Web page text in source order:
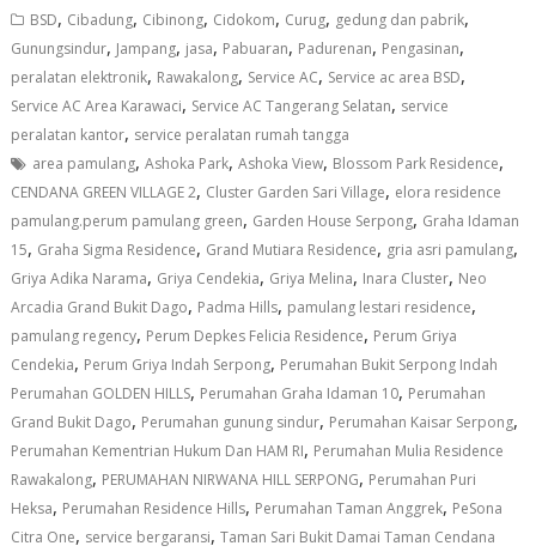
BSD, Cibadung, Cibinong, Cidokom, Curug, gedung dan pabrik,
Gunungsindur, Jampang, jasa, Pabuaran, Padurenan, Pengasinan,
peralatan elektronik, Rawakalong, Service AC, Service ac area BSD,
Service AC Area Karawaci, Service AC Tangerang Selatan, service
peralatan kantor, service peralatan rumah tangga
area pamulang,Ashoka Park,Ashoka View, Blossom Park Residence,
CENDANA GREEN VILLAGE 2, Cluster Garden Sari Village, elora residence
pamulang.perum pamulang green, Garden House Serpong, Graha Idaman
15, Graha Sigma Residence, Grand Mutiara Residence, gria asri pamulang,
Griya Adika Narama, Griya Cendekia, Griya Melina, Inara Cluster, Neo
Arcadia Grand Bukit Dago, Padma Hills, pamulang lestari residence,
pamulang regency, Perum Depkes Felicia Residence, Perum Griya
Cendekia, Perum Griya Indah Serpong, Perumahan Bukit Serpong Indah
Perumahan GOLDEN HILLS, Perumahan Graha Idaman 10, Perumahan
Grand Bukit Dago, Perumahan gunung sindur, Perumahan Kaisar Serpong,
Perumahan Kementrian Hukum Dan HAM RI, Perumahan Mulia Residence
Rawakalong, PERUMAHAN NIRWANA HILL SERPONG, Perumahan Puri
Heksa, Perumahan Residence Hills, Perumahan Taman Anggrek, PeSona
Citra One, service bergaransi,Taman Sari Bukit Damai Taman Cendana